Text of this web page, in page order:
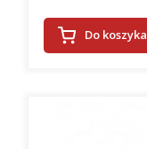
Do koszyka